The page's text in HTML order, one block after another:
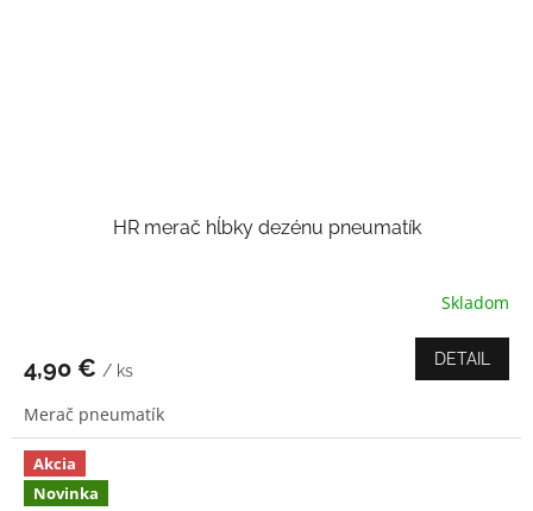
HR merač hĺbky dezénu pneumatík
je
z
5
hviezdičiek.
Skladom
4,90 € / ks
DETAIL
Merač pneumatík
Akcia
Novinka